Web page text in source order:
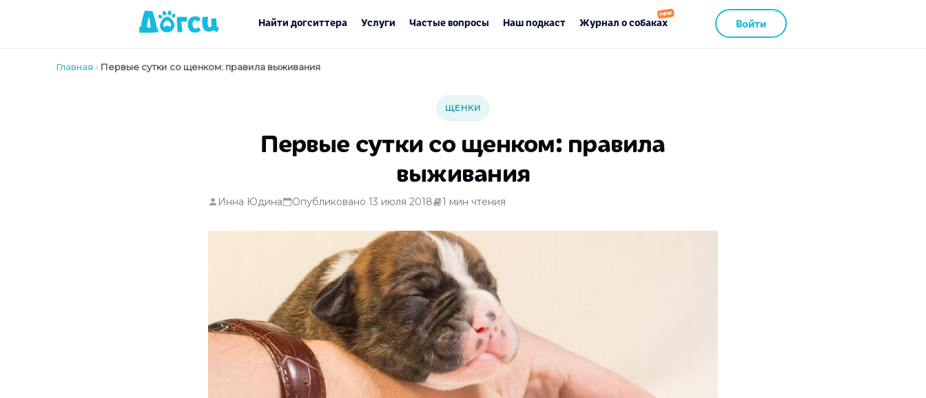
Найти догситтера Услуги Частые вопросы Наш подкаст Журнал о собаках Войти
Главная › Первые сутки со щенком: правила выживания
ЩЕНКИ
Первые сутки со щенком: правила
выживания
Инна Юдина Опубликовано 13 июля 2018 1 мин чтения